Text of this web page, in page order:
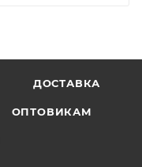
ДОСТАВКА
ОПТОВИКАМ